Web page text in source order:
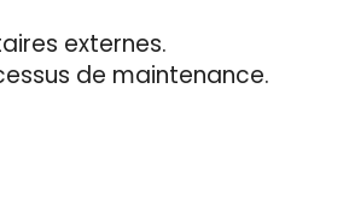
externes.
de maintenance.